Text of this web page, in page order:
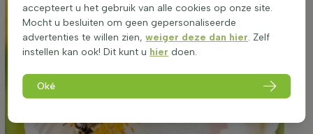
accepteert u het gebruik van alle cookies op onze site.
Mocht u besluiten om geen gepersonaliseerde
advertenties te willen zien,weiger deze dan hier. Zelf
instellen kan ook! Dit kunt u hier doen.
Oké